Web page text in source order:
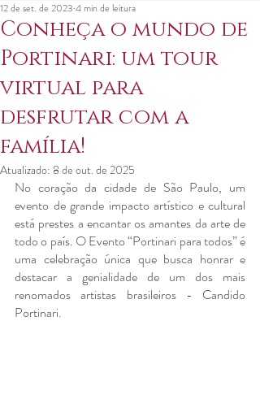
Conheça o mundo de
Portinari: um tour
virtual para
desfrutar com a
família!
12 de set. de 2023 4 min de leitura
Atualizado: 8 de out. de 2025
No coração da cidade de São Paulo, um
evento de grande impacto artístico e cultural
está prestes a encantar os amantes da arte de
todo o país. O Evento “Portinari para todos” é
uma celebração única que busca honrar e
destacar a genialidade de um dos mais
renomados artistas brasileiros - Candido
Portinari.